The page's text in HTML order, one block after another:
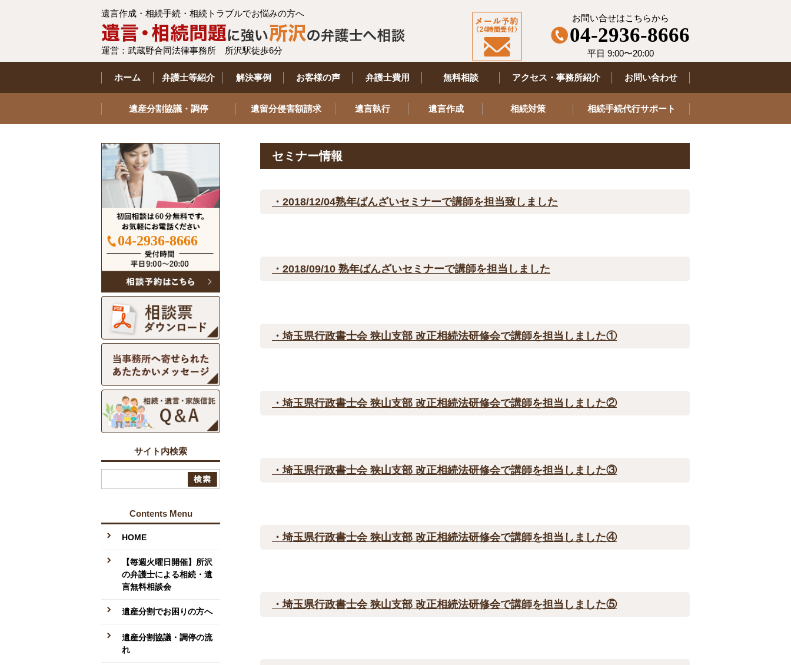
遺言作成・相続手続・相続トラブルでお悩みの方へ
運営：武蔵野合同法律事務所 所沢駅徒歩6分
お問い合せはこちらから
04-2936-8666
平日 9:00〜20:00
ホーム 弁護士等紹介 解決事例 お客様の声 弁護士費用 無料相談 アクセス・事務所紹介 お問い合わせ
遺産分割協議・調停 遺留分侵害額請求 遺言執行 遺言作成 相続対策 相続手続代行サポート
セミナー情報
・2018/12/04熟年ばんざいセミナーで講師を担当致しました
・2018/09/10 熟年ばんざいセミナーで講師を担当しました
・埼玉県行政書士会 狭山支部 改正相続法研修会で講師を担当しました①
・埼玉県行政書士会 狭山支部 改正相続法研修会で講師を担当しました②
・埼玉県行政書士会 狭山支部 改正相続法研修会で講師を担当しました③
・埼玉県行政書士会 狭山支部 改正相続法研修会で講師を担当しました④
・埼玉県行政書士会 狭山支部 改正相続法研修会で講師を担当しました⑤
04-2936-8666
サイト内検索
Contents Menu
HOME
【毎週火曜日開催】所沢
の弁護士による相続・遺
言無料相談会
遺産分割でお困りの方へ
遺産分割協議・調停の流
れ